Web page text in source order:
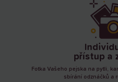
přístup a
Fotka Vašeho pejska na pytli,
sbírání odznáčků a